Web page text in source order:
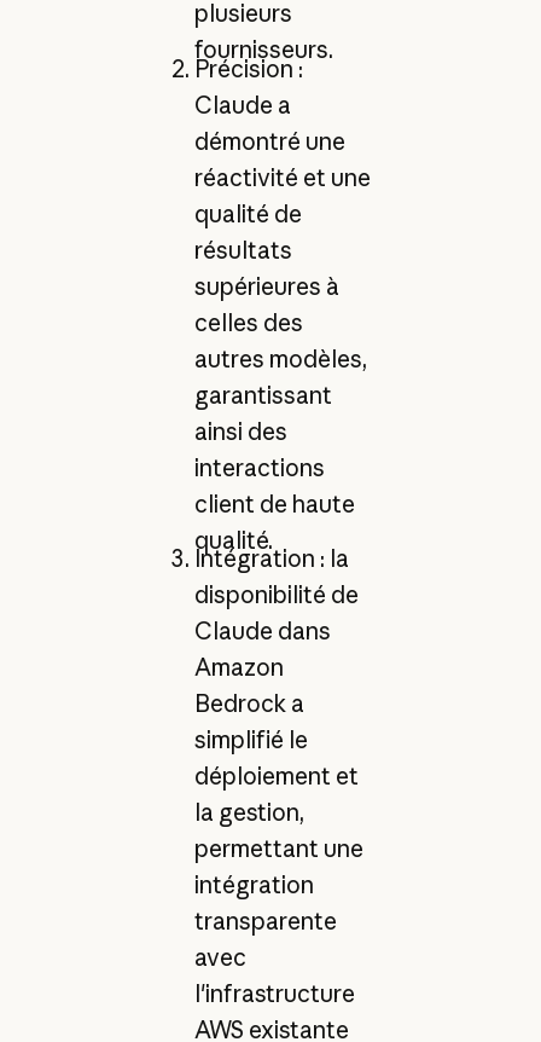
plusieurs
fournisseurs.
Précision :
Claude a
démontré une
réactivité et une
qualité de
résultats
supérieures à
celles des
autres modèles,
garantissant
ainsi des
interactions
client de haute
qualité.
Intégration : la
disponibilité de
Claude dans
Amazon
Bedrock a
simplifié le
déploiement et
la gestion,
permettant une
intégration
transparente
avec
l'infrastructure
AWS existante